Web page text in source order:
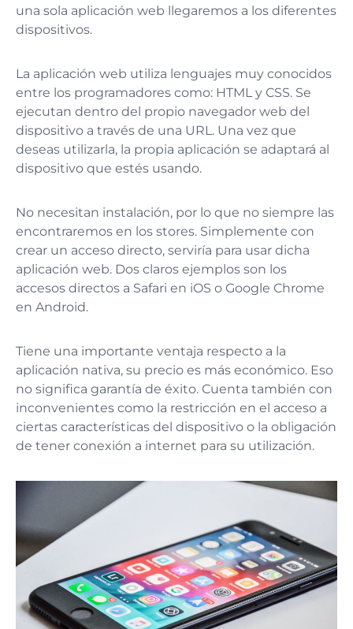
una sola aplicación web llegaremos a los diferentes
dispositivos.
La aplicación web utiliza lenguajes muy conocidos
entre los programadores como: HTML y CSS. Se
ejecutan dentro del propio navegador web del
dispositivo a través de una URL. Una vez que
deseas utilizarla, la propia aplicación se adaptará al
dispositivo que estés usando.
No necesitan instalación, por lo que no siempre las
encontraremos en los stores. Simplemente con
crear un acceso directo, serviría para usar dicha
aplicación web. Dos claros ejemplos son los
accesos directos a Safari en iOS o Google Chrome
en Android.
Tiene una importante ventaja respecto a la
aplicación nativa, su precio es más económico. Eso
no significa garantía de éxito. Cuenta también con
inconvenientes como la restricción en el acceso a
ciertas características del dispositivo o la obligación
de tener conexión a internet para su utilización.